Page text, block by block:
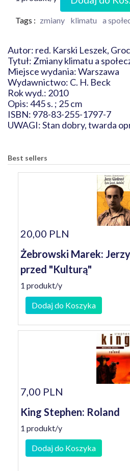
Tags : zmiany klimatu a
Autor: red. Karski Leszek,
Tytuł: Zmiany klimatu a
Miejsce wydania: Warszawa
Wydawnictwo: C. H. Beck
Rok wyd.: 2010
Opis: 445 s. ; 25 cm
ISBN: 978-83-255-1797-7
UWAGI: Stan dobry, twarda
Best sellers
20,00 PLN
Żebrowski Marek:
przed "Kulturą"
1 produkt/y
Dodaj do Koszyka
7,00 PLN
King Stephen: Roland
1 produkt/y
Dodaj do Koszyka